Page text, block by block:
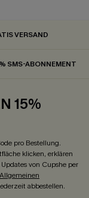
VERSAND
SMS-ABONNEMENT
15%
pro Bestellung.
klicken, erklären
von Cupshe per
Allgemeinen
abbestellen.